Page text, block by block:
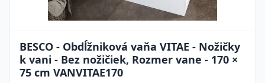
BESCO - Obdĺžniková vaňa VITAE - Nožičky
k vani - Bez nožičiek, Rozmer vane - 170 ×
75 cm VANVITAE170